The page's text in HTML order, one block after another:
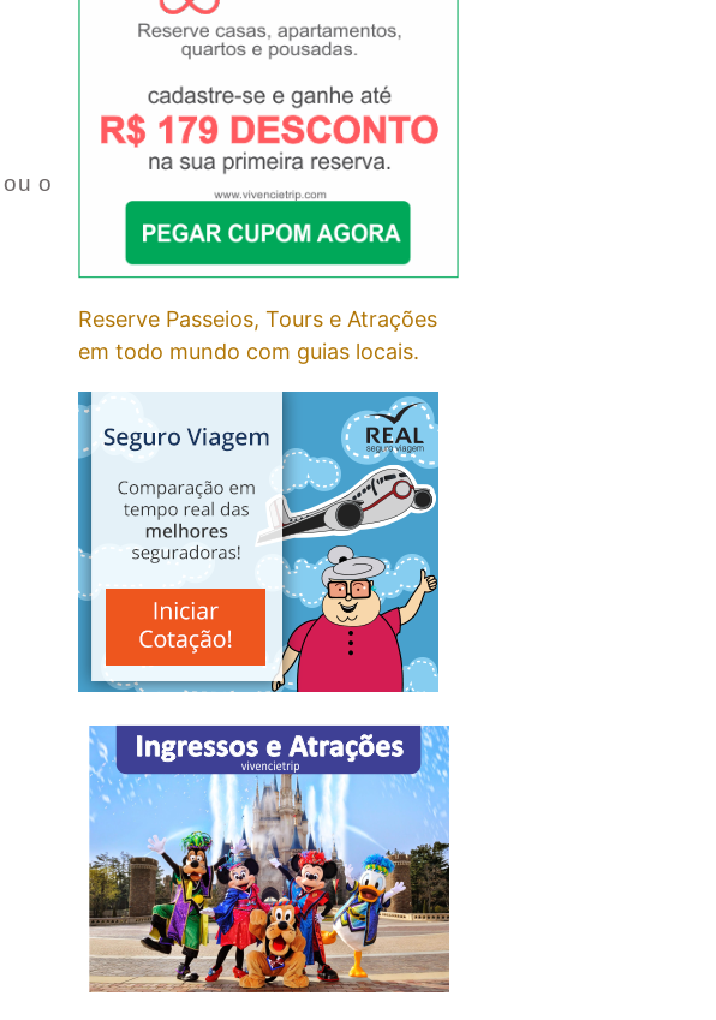
o
Reserve Passeios, Tours e Atrações
em todo mundo com guias locais.